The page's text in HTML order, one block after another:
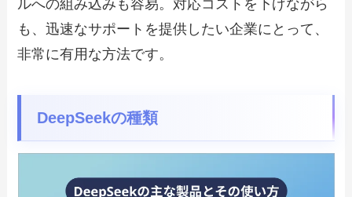
ルへの組み込みも容易。対応コストを下げながら
も、迅速なサポートを提供したい企業にとって、
非常に有用な方法です。
DeepSeekの種類